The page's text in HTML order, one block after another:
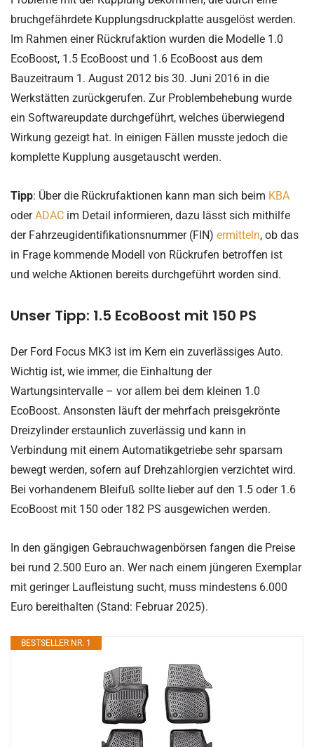
bruchgefährdete Kupplungsdruckplatte ausgelöst werden.
Im Rahmen einer Rückrufaktion wurden die Modelle 1.0
EcoBoost, 1.5 EcoBoost und 1.6 EcoBoost aus dem
Bauzeitraum 1. August 2012 bis 30. Juni 2016 in die
Werkstätten zurückgerufen. Zur Problembehebung wurde
ein Softwareupdate durchgeführt, welches überwiegend
Wirkung gezeigt hat. In einigen Fällen musste jedoch die
komplette Kupplung ausgetauscht werden.
Tipp: Über die Rückrufaktionen kann man sich beim KBA
oderADAC im Detail informieren, dazu lässt sich mithilfe
der Fahrzeugidentifikationsnummer (FIN) ermitteln, ob das
in Frage kommende Modell von Rückrufen betroffen ist
und welche Aktionen bereits durchgeführt worden sind.
Unser Tipp: 1.5 EcoBoost mit 150 PS
Der Ford Focus MK3 ist im Kern ein zuverlässiges Auto.
Wichtig ist, wie immer, die Einhaltung der
Wartungsintervalle – vor allem bei dem kleinen 1.0
EcoBoost. Ansonsten läuft der mehrfach preisgekrönte
Dreizylinder erstaunlich zuverlässig und kann in
Verbindung mit einem Automatikgetriebe sehr sparsam
bewegt werden, sofern auf Drehzahlorgien verzichtet wird.
Bei vorhandenem Bleifuß sollte lieber auf den 1.5 oder 1.6
EcoBoost mit 150 oder 182 PS ausgewichen werden.
In den gängigen Gebrauchwagenbörsen fangen die Preise
bei rund 2.500 Euro an. Wer nach einem jüngeren Exemplar
mit geringer Laufleistung sucht, muss mindestens 6.000
Euro bereithalten (Stand: Februar 2025).
BESTSELLER NR. 1